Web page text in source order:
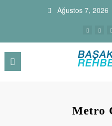
Ağustos 7, 2026
Metro